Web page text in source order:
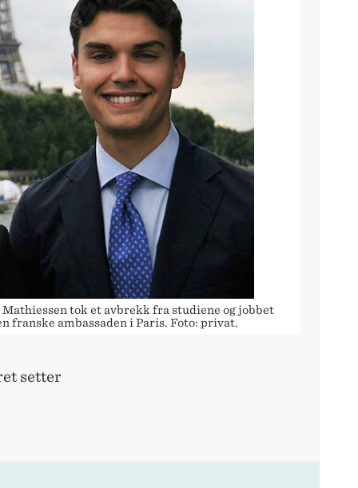
Mathiessen tok et avbrekk fra studiene og jobbet
franske ambassaden i Paris. Foto: privat.
setter